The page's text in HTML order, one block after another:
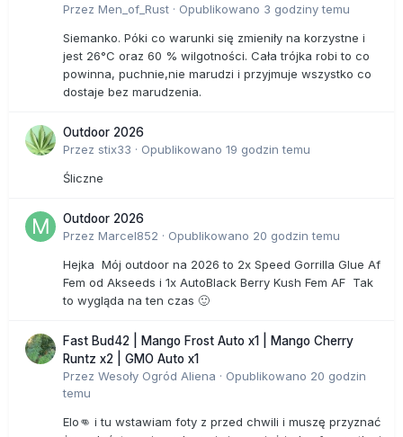
Przez Men_of_Rust · Opublikowano 3 godziny temu
Siemanko. Póki co warunki się zmieniły na korzystne i
jest 26°C oraz 60 % wilgotności. Cała trójka robi to co
powinna, puchnie,nie marudzi i przyjmuje wszystko co
dostaje bez marudzenia.
Outdoor 2026
Przez stix33 · Opublikowano 19 godzin temu
Śliczne
Outdoor 2026
Przez Marcel852 · Opublikowano 20 godzin temu
Hejka Mój outdoor na 2026 to 2x Speed Gorrilla Glue Af
Fem od Akseeds i 1x AutoBlack Berry Kush Fem AF Tak
to wygląda na ten czas 🙂
Fast Bud42 | Mango Frost Auto x1 | Mango Cherry
Runtz x2 | GMO Auto x1
Przez Wesoły Ogród Aliena · Opublikowano 20 godzin
temu
Elo👊 i tu wstawiam foty z przed chwili i muszę przyznać